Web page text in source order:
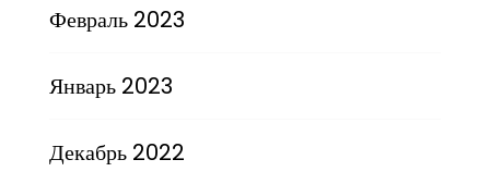
Февраль 2023
Январь 2023
Декабрь 2022